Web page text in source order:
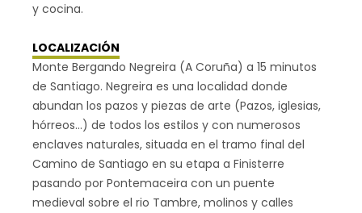
y cocina.
LOCALIZACIÓN
Monte Bergando Negreira (A Coruña) a 15 minutos
de Santiago. Negreira es una localidad donde
abundan los pazos y piezas de arte (Pazos, iglesias,
hórreos…) de todos los estilos y con numerosos
enclaves naturales, situada en el tramo final del
Camino de Santiago en su etapa a Finisterre
pasando por Pontemaceira con un puente
medieval sobre el rio Tambre, molinos y calles